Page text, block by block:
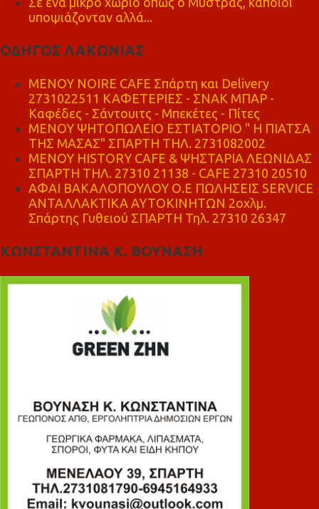
υποψιάζονταν αλλά...
ΟΔΗΓΟΣ ΛΑΚΩΝΙΑΣ
MENOY NOIRE CAFE Σπάρτη και Delivery
2731022511 ΚΑΦΕΤΕΡΙΕΣ - ΣΝΑΚ ΜΠΑΡ -
Καφέδες - Σάντουιτς - Μπεκέτες - Πίτες
ΜΕΝΟΥ ΨΗΤΟΠΩΛΕΙΟ ΕΣΤΙΑΤΟΡΙΟ " Η ΠΙΑΤΣΑ
ΤΗΣ ΜΑΣΑΣ" ΣΠΑΡΤΗ ΤΗΛ. 2731082002
ΜΕΝΟΥ HISTORY CAFE & ΨΗΣΤΑΡΙΑ ΛΕΩΝΙΔΑΣ
ΣΠΑΡΤΗ ΤΗΛ. 27310 21138 - CAFE 27310 20510
ΑΦΑΙ ΒΑΚΑΛΟΠΟΥΛΟΥ Ο.Ε ΠΩΛΗΣΕΙΣ SERVICE
ΑΝΤΑΛΛΑΚΤΙΚΑ ΑΥΤΟΚΙΝΗΤΩΝ 2οχλμ.
Σπάρτης Γυθειού ΣΠΑΡΤΗ Τηλ. 27310 26347
ΚΩΝΣΤΑΝΤΙΝΑ Κ. ΒΟΥΝΑΣΗ